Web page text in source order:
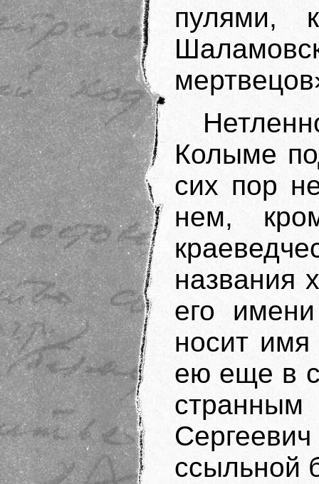
пулями,
Колыме
сих пор
нем,
названия
его
носит
ею еще в
ссыльной